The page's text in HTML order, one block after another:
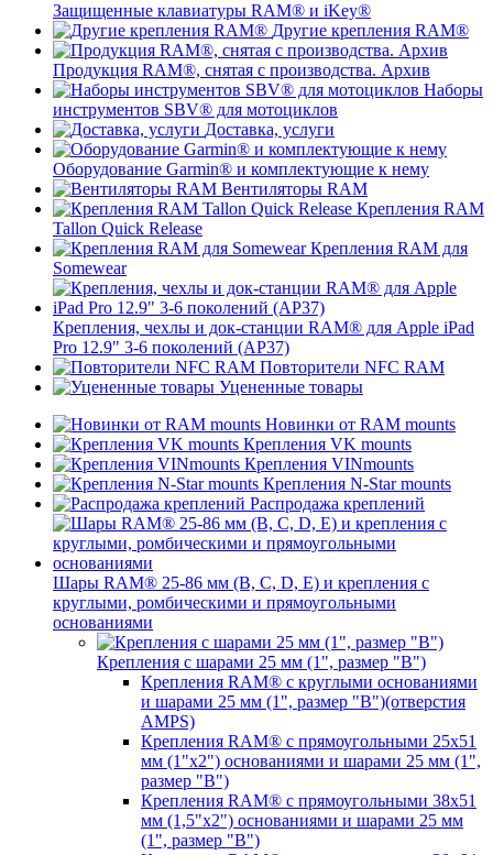
Защищенные клавиатуры RAM® и iKey®
Другие крепления RAM®
Продукция RAM®, снятая с производства. Архив
Наборы
инструментов SBV® для мотоциклов
Доставка, услуги
Оборудование Garmin® и комплектующие к нему
Вентиляторы RAM
Крепления RAM
Tallon Quick Release
Крепления RAM для
Somewear
Крепления, чехлы и док-станции RAM® для Apple iPad
Pro 12.9" 3-6 поколений (AP37)
Повторители NFC RAM
Уцененные товары
Новинки от RAM mounts
Крепления VK mounts
Крепления VINmounts
Крепления N-Star mounts
Распродажа креплений
Шары RAM® 25-86 мм (B, C, D, E) и крепления с
круглыми, ромбическими и прямоугольными
основаниями
Крепления с шарами 25 мм (1", размер "B")
Крепления RAM® с круглыми основаниями
и шарами 25 мм (1", размер "B")(отверстия
AMPS)
Крепления RAM® с прямоугольными 25х51
мм (1"х2") основаниями и шарами 25 мм (1",
размер "B")
Крепления RAM® с прямоугольными 38х51
мм (1,5"х2") основаниями и шарами 25 мм
(1", размер "B")